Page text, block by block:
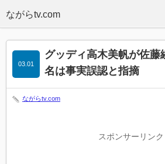
グッディ高木美帆が佐藤
名は事実誤認と指摘
03.01
ながらtv.com
スポンサーリンク